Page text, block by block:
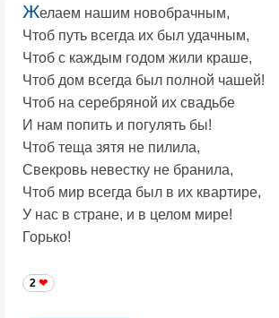
Желаем нашим новобрачным,
Чтоб путь всегда их был удачным,
Чтоб с каждым годом жили краше,
Чтоб дом всегда был полной чашей!
Чтоб на серебряной их свадьбе
И нам попить и погулять бы!
Чтоб теща зятя не пилила,
Свекровь невестку не бранила,
Чтоб мир всегда был в их квартире,
У нас в стране, и в целом мире!
Горько!
2